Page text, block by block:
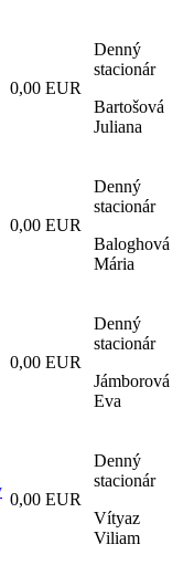
0,00 EUR
Denný
stacionár
Bartošová
Juliana
0,00 EUR
Denný
stacionár
Baloghová
Mária
0,00 EUR
Denný
stacionár
Jámborová
Eva
0,00 EUR
Denný
stacionár
Vítyaz
Viliam